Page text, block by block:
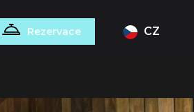
CZ
Rezervace